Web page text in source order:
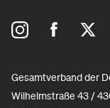
Gesamtverband der
Wilhelmstraße 43 /